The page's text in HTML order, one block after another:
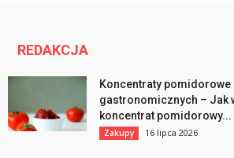
REDAKCJA
Koncentraty pomidorowe
gastronomicznych – Jak
koncentrat pomidorowy...
Zakupy 16 lipca 2026